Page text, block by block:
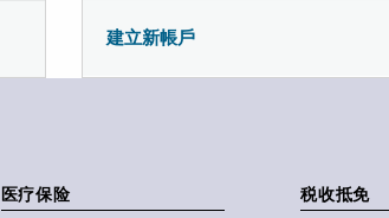
建立新帳戶
医疗保险 税收抵免